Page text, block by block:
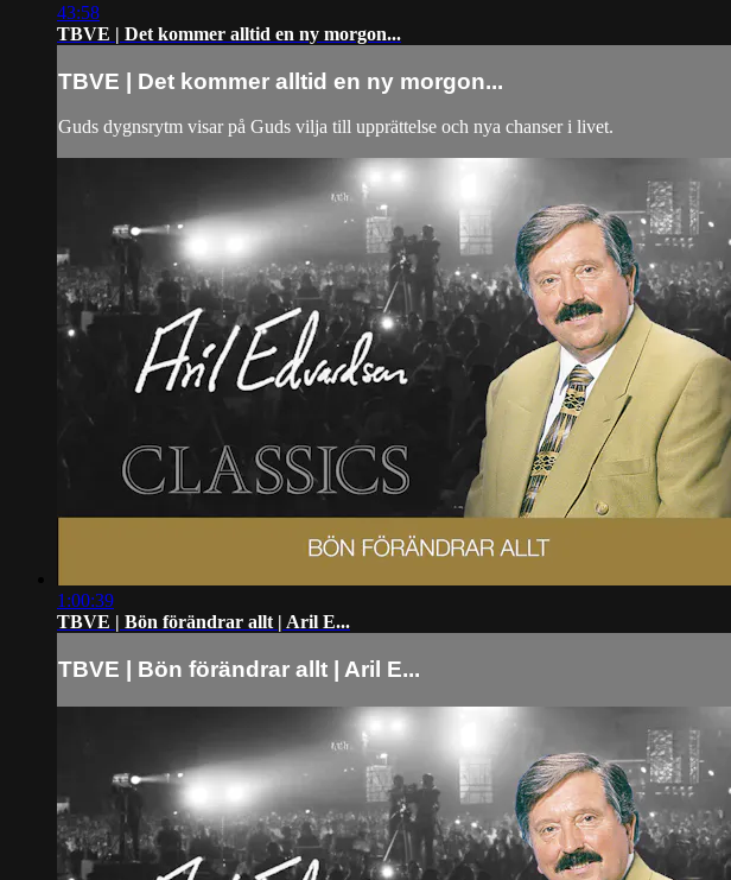
43:58
TBVE | Det kommer alltid en ny morgon...
TBVE | Det kommer alltid en ny morgon...
Guds dygnsrytm visar på Guds vilja till upprättelse och nya chanser i livet.
1:00:39
TBVE | Bön förändrar allt | Aril E...
TBVE | Bön förändrar allt | Aril E...